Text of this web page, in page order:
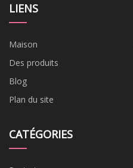
LIENS
Maison
Des produits
Blog
Plan du site
CATÉGORIES